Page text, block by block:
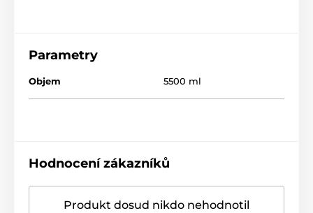
Parametry
Objem 5500 ml
Hodnocení zákazníků
Produkt dosud nikdo nehodnotil